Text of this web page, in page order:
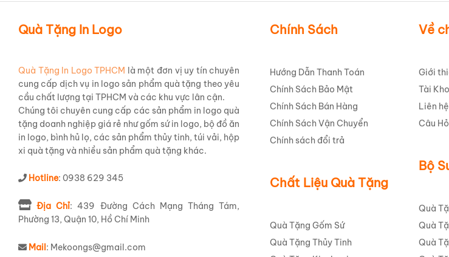
Quà Tặng In Logo
Quà Tặng In Logo TPHCM là một đơn vị uy tín chuyên
cung cấp dịch vụ in logo sản phẩm quà tặng theo yêu
cầu chất lượng tại TPHCM và các khu vực lân cận.
Chúng tôi chuyên cung cấp các sản phẩm in logo quà
tặng doanh nghiệp giá rẻ như gốm sứ in logo, bộ đồ ăn
in logo, bình hủ lọ, các sản phẩm thủy tinh, túi vải, hộp
xi quà tặng và nhiều sản phẩm quà tặng khác.
Hotline: 0938 629 345
Địa Chỉ: 439 Đường Cách Mạng Tháng Tám,
Phường 13, Quận 10, Hồ Chí Minh
Mail: Mekoongs@gmail.com
Chính Sách
Hướng Dẫn Thanh Toán
Chính Sách Bảo Mật
Chính Sách Bán Hàng
Chính Sách Vận Chuyển
Chính sách đổi trả
Chất Liệu Quà Tặng
Quà Tặng Gốm Sứ
Quà Tặng Thủy Tinh
Về
Giới
Tài
Liên hệ
Câu
Bộ
Quà
Quà
Quà